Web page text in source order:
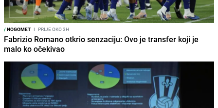
/NOGOMET I PRIJE OKO 3H
Fabrizio Romano otkrio senzaciju: Ovo je transfer koji je
malo ko očekivao